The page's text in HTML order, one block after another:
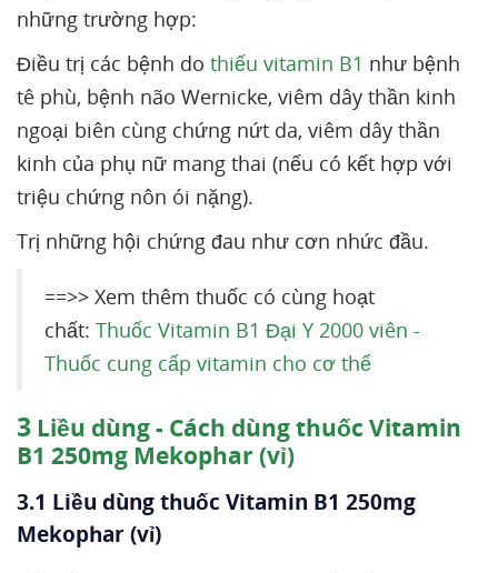
những trường hợp:
Điều trị các bệnh do thiếu vitamin B1 như bệnh
tê phù, bệnh não Wernicke, viêm dây thần kinh
ngoại biên cùng chứng nứt da, viêm dây thần
kinh của phụ nữ mang thai (nếu có kết hợp với
triệu chứng nôn ói nặng).
Trị những hội chứng đau như cơn nhức đầu.
==>> Xem thêm thuốc có cùng hoạt
chất: Thuốc Vitamin B1 Đại Y 2000 viên -
Thuốc cung cấp vitamin cho cơ thể
3 Liều dùng - Cách dùng thuốc Vitamin
B1 250mg Mekophar (vỉ)
3.1 Liều dùng thuốc Vitamin B1 250mg
Mekophar (vỉ)